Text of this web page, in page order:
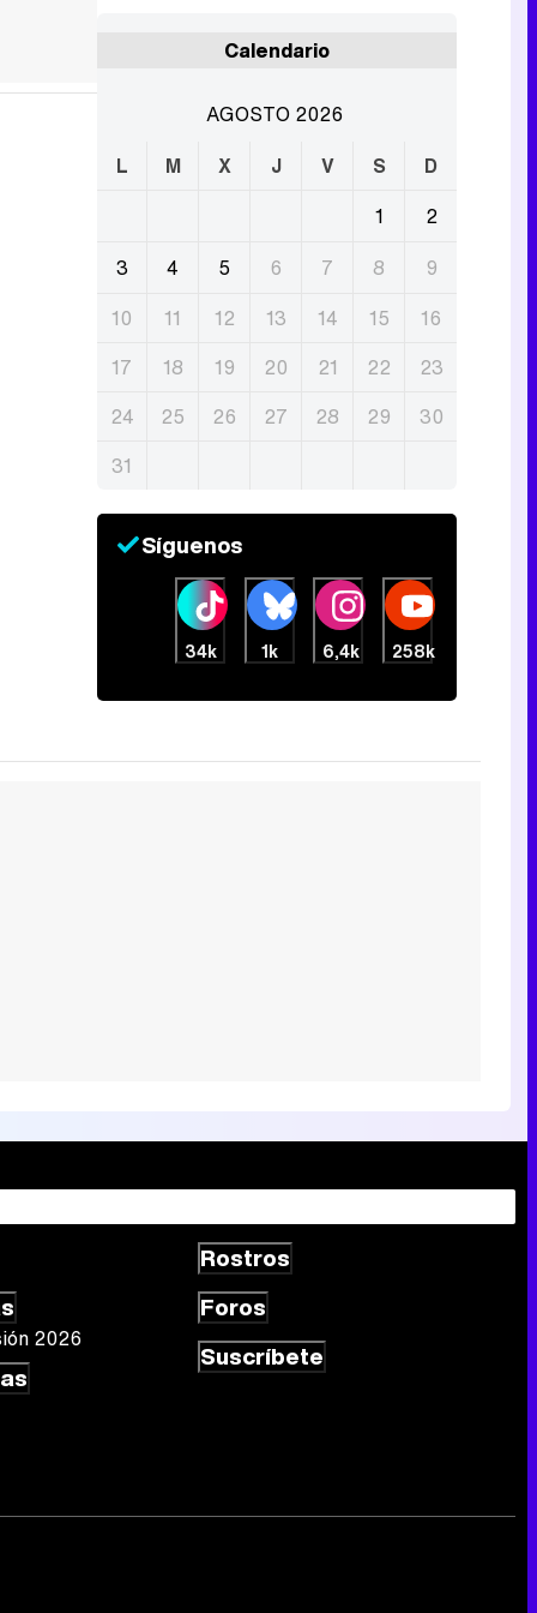
Calendario
AGOSTO 2026
L
M X J V S
D
1
2
3
4 5 6 7 8
9
10
11 12 13 14 15
16
17
18 19 20 21 22
23
24
25 26 27 28 29
30
31
Síguenos
34k 1k 6,4k 258k
2026
Rostros
Foros
Suscríbete